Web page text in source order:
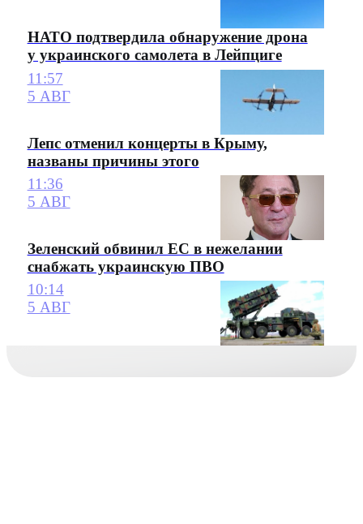
НАТО подтвердила обнаружение дрона
у украинского самолета в Лейпциге
11:57
5 АВГ
Лепс отменил концерты в Крыму,
названы причины этого
11:36
5 АВГ
Зеленский обвинил ЕС в нежелании
снабжать украинскую ПВО
10:14
5 АВГ